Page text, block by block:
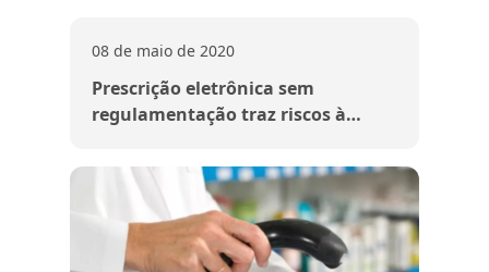
08 de maio de 2020
Prescrição eletrônica sem
regulamentação traz riscos à